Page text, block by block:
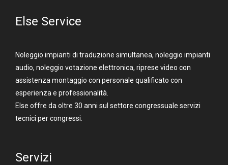
Else Service
Noleggio impianti di traduzione simultanea, noleggio impianti
audio, noleggio votazione elettronica, riprese video con
assistenza montaggio con personale qualificato con
esperienza e professionalità.
Else offre da oltre 30 anni sul settore congressuale servizi
tecnici per congressi.
Servizi